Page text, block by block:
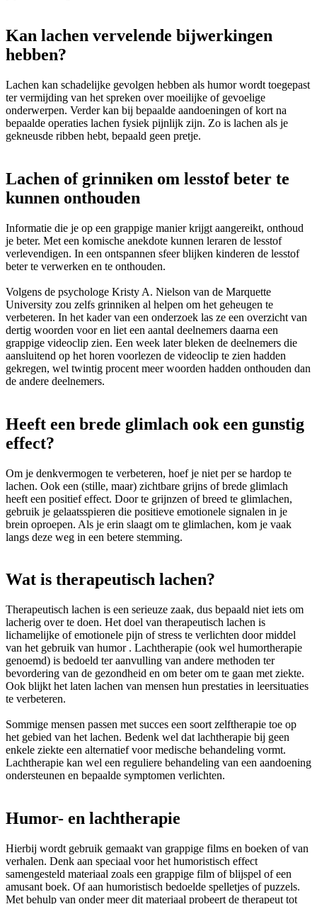
Kan lachen vervelende bijwerkingen
hebben?
Lachen kan schadelijke gevolgen hebben als humor wordt toegepast
ter vermijding van het spreken over moeilijke of gevoelige
onderwerpen. Verder kan bij bepaalde aandoeningen of kort na
bepaalde operaties lachen fysiek pijnlijk zijn. Zo is lachen als je
gekneusde ribben hebt, bepaald geen pretje.
Lachen of grinniken om lesstof beter te
kunnen onthouden
Informatie die je op een grappige manier krijgt aangereikt, onthoud
je beter. Met een komische anekdote kunnen leraren de lesstof
verlevendigen. In een ontspannen sfeer blijken kinderen de lesstof
beter te verwerken en te onthouden.
Volgens de psychologe Kristy A. Nielson van de Marquette
University zou zelfs grinniken al helpen om het geheugen te
verbeteren. In het kader van een onderzoek las ze een overzicht van
dertig woorden voor en liet een aantal deelnemers daarna een
grappige videoclip zien. Een week later bleken de deelnemers die
aansluitend op het horen voorlezen de videoclip te zien hadden
gekregen, wel twintig procent meer woorden hadden onthouden dan
de andere deelnemers.
Heeft een brede glimlach ook een gunstig
effect?
Om je denkvermogen te verbeteren, hoef je niet per se hardop te
lachen. Ook een (stille, maar) zichtbare grijns of brede glimlach
heeft een positief effect. Door te grijnzen of breed te glimlachen,
gebruik je gelaatsspieren die positieve emotionele signalen in je
brein oproepen. Als je erin slaagt om te glimlachen, kom je vaak
langs deze weg in een betere stemming.
Wat is therapeutisch lachen?
Therapeutisch lachen is een serieuze zaak, dus bepaald niet iets om
lacherig over te doen. Het doel van therapeutisch lachen is
lichamelijke of emotionele pijn of stress te verlichten door middel
van het gebruik van humor . Lachtherapie (ook wel humortherapie
genoemd) is bedoeld ter aanvulling van andere methoden ter
bevordering van de gezondheid en om beter om te gaan met ziekte.
Ook blijkt het laten lachen van mensen hun prestaties in leersituaties
te verbeteren.
Sommige mensen passen met succes een soort zelftherapie toe op
het gebied van het lachen. Bedenk wel dat lachtherapie bij geen
enkele ziekte een alternatief voor medische behandeling vormt.
Lachtherapie kan wel een reguliere behandeling van een aandoening
ondersteunen en bepaalde symptomen verlichten.
Humor- en lachtherapie
Hierbij wordt gebruik gemaakt van grappige films en boeken of van
verhalen. Denk aan speciaal voor het humoristisch effect
samengesteld materiaal zoals een grappige film of blijspel of een
amusant boek. Of aan humoristisch bedoelde spelletjes of puzzels.
Met behulp van onder meer dit materiaal probeert de therapeut tot